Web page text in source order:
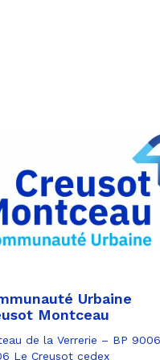
Urbaine
Montceau
de la Verrerie – BP
Le Creusot cedex